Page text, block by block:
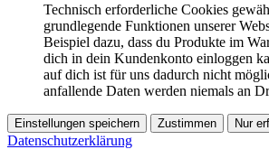
Technisch erforderliche Cookies
grundlegende Funktionen unserer
Beispiel dazu, dass du Produkte im
dich in dein Kundenkonto einloggen
auf dich ist für uns dadurch nicht
anfallende Daten werden niemals an
Einstellungen speichern Zustimmen Nur
Datenschutzerklärung